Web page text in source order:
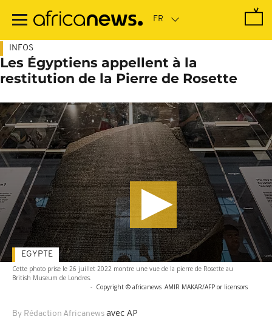
contenu
INFOS
Les Égyptiens appellent à la
restitution de la Pierre de Rosette
Cette photo prise le 26 juillet 2022 montre une vue de la pierre de Rosette au
British Museum de Londres.
- Copyright © africanews AMIR MAKAR/AFP or licensors
By Rédaction Africanews avec AP
EGYPTE